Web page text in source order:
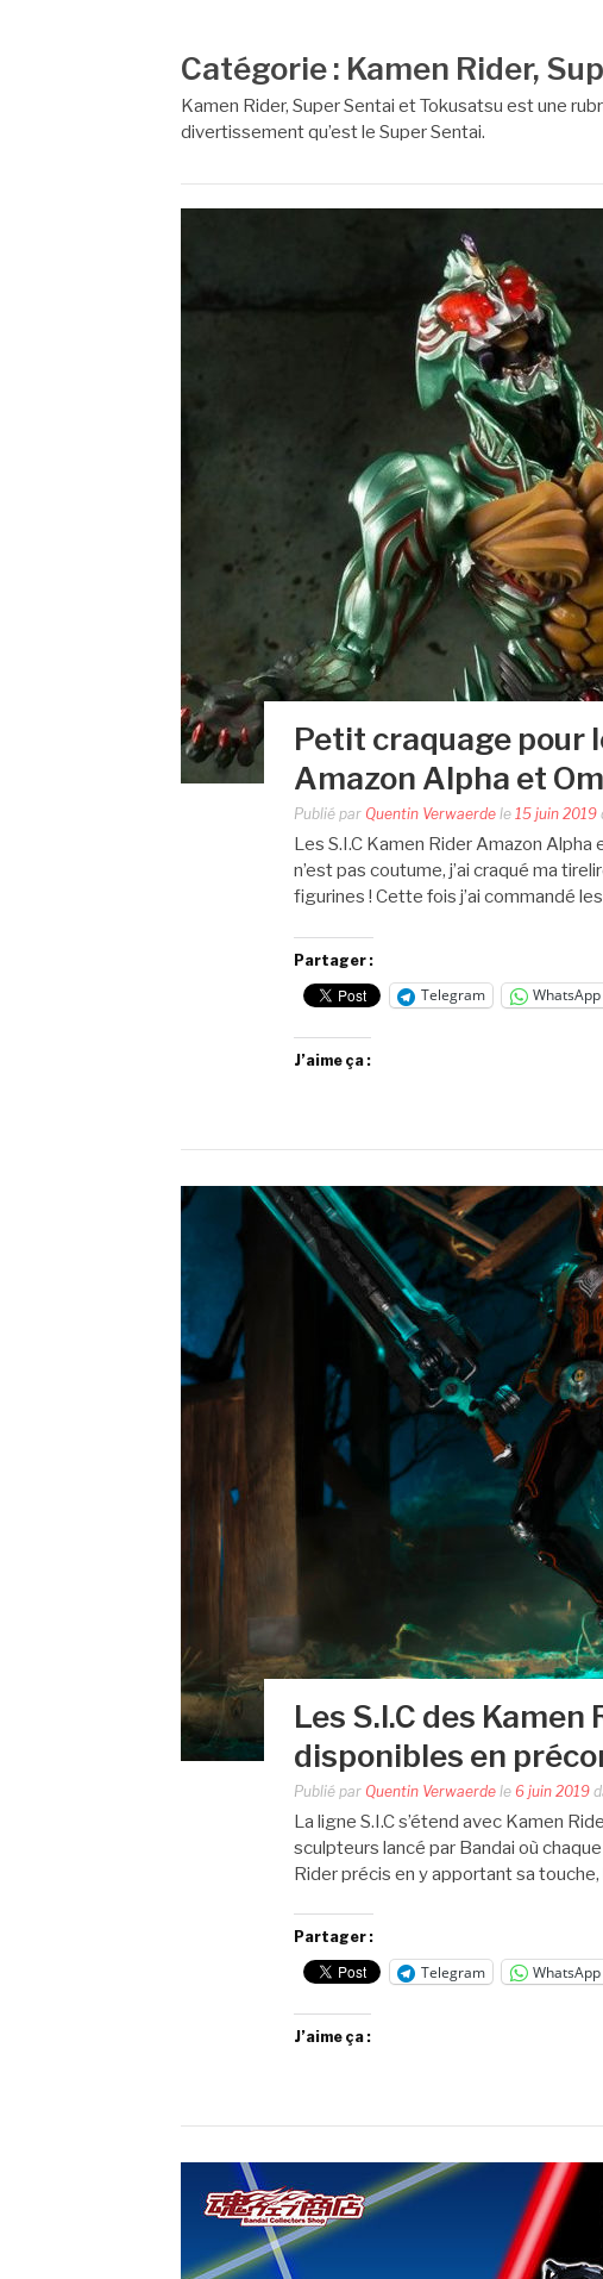
Catégorie : Kamen Rider,
Kamen Rider, Super Sentai et Tokusatsu est une
divertissement qu’est le Super Sentai.
Petit craquage pour
Amazon Alpha et
Publié par Quentin Verwaerde le 15 juin 2019
Les S.I.C Kamen Rider Amazon
n’est pas coutume, j’ai craqué ma
figurines ! Cette fois j’ai commandé
Partager :
Telegram WhatsApp
J’aime ça :
Les S.I.C des
disponibles en
Publié par Quentin Verwaerde le 6 juin 2019
La ligne S.I.C s’étend avec Kamen
sculpteurs lancé par Bandai où
Rider précis en y apportant sa
Partager :
Telegram WhatsApp
J’aime ça :